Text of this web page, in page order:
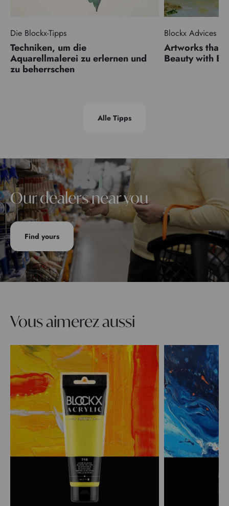
Die Blockx-Tipps
Techniken, um die
Aquarellmalerei zu erlernen und
zu beherrschen
Blockx Advices
Artworks that
Beauty with
Alle Tipps
Our dealers near you
Find yours
Vous aimerez aussi